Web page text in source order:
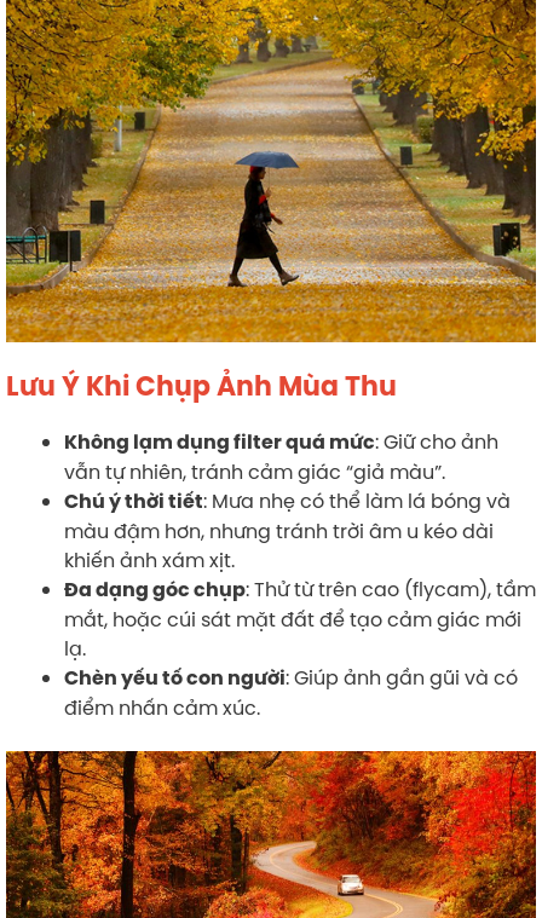
Lưu Ý Khi Chụp Ảnh Mùa Thu
Không lạm dụng filter quá mức: Giữ cho ảnh
vẫn tự nhiên, tránh cảm giác “giả màu”.
Chú ý thời tiết: Mưa nhẹ có thể làm lá bóng và
màu đậm hơn, nhưng tránh trời âm u kéo dài
khiến ảnh xám xịt.
Đa dạng góc chụp: Thử từ trên cao (flycam), tầm
mắt, hoặc cúi sát mặt đất để tạo cảm giác mới
lạ.
Chèn yếu tố con người: Giúp ảnh gần gũi và có
điểm nhấn cảm xúc.